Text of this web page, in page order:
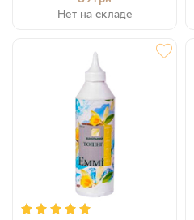
Нет на складе